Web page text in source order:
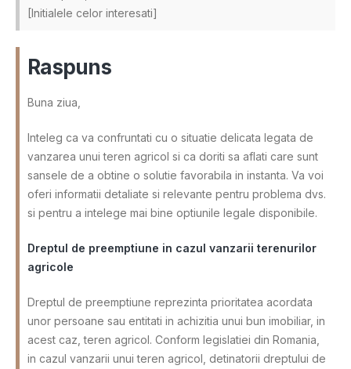
[Initialele celor interesati]
Raspuns
Buna ziua,
Inteleg ca va confruntati cu o situatie delicata legata de
vanzarea unui teren agricol si ca doriti sa aflati care sunt
sansele de a obtine o solutie favorabila in instanta. Va voi
oferi informatii detaliate si relevante pentru problema dvs.
si pentru a intelege mai bine optiunile legale disponibile.
Dreptul de preemptiune in cazul vanzarii terenurilor
agricole
Dreptul de preemptiune reprezinta prioritatea acordata
unor persoane sau entitati in achizitia unui bun imobiliar, in
acest caz, teren agricol. Conform legislatiei din Romania,
in cazul vanzarii unui teren agricol, detinatorii dreptului de